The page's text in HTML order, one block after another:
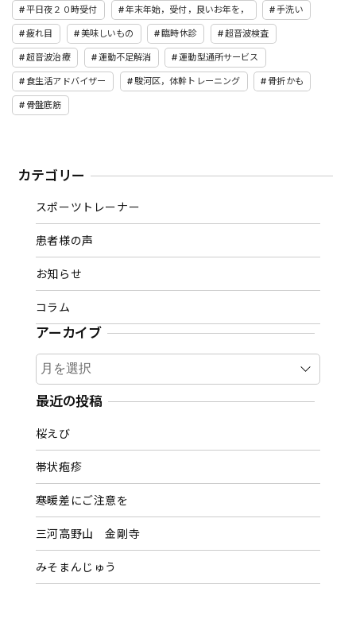
平日夜２０時受付 年末年始，受付，良いお年を， 手洗い
疲れ目 美味しいもの 臨時休診 超音波検査
超音波治療 運動不足解消 運動型通所サービス
食生活アドバイザー 駿河区，体幹トレーニング 骨折かも
骨盤底筋
カテゴリー
スポーツトレーナー
患者様の声
お知らせ
コラム
アーカイブ
ア
ー
カ
ブ
最近の投稿
桜えび
帯状疱疹
寒暖差にご注意を
三河高野山 金剛寺
みそまんじゅう